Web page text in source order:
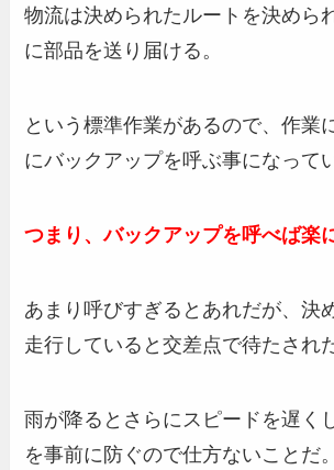
物流は決められたルートを決めら
に部品を送り届ける。
という標準作業があるので、作業
にバックアップを呼ぶ事になって
つまり、バックアップを呼べば楽
あまり呼びすぎるとあれだが、決
走行していると交差点で待たされ
雨が降るとさらにスピードを遅く
を事前に防ぐので仕方ないことだ。